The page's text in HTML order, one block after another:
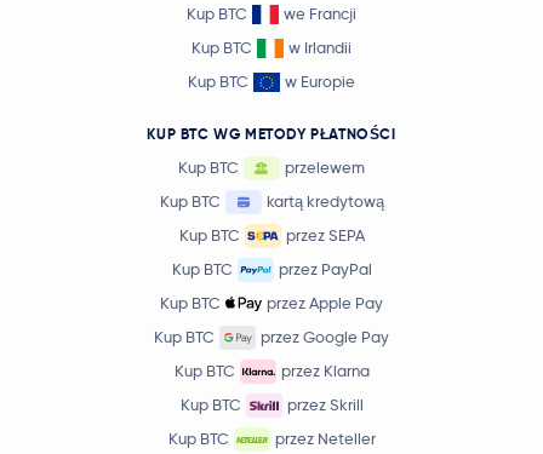
Kup BTC
we Francji
Kup BTC
w Irlandii
Kup BTC
w Europie
KUP BTC WG METODY PŁATNOŚCI
Kup BTC
przelewem
Kup BTC
kartą kredytową
Kup BTC
przez SEPA
Kup BTC
przez PayPal
Kup BTC
przez Apple Pay
Kup BTC
przez Google Pay
Kup BTC
przez Klarna
Kup BTC
przez Skrill
Kup BTC
przez Neteller